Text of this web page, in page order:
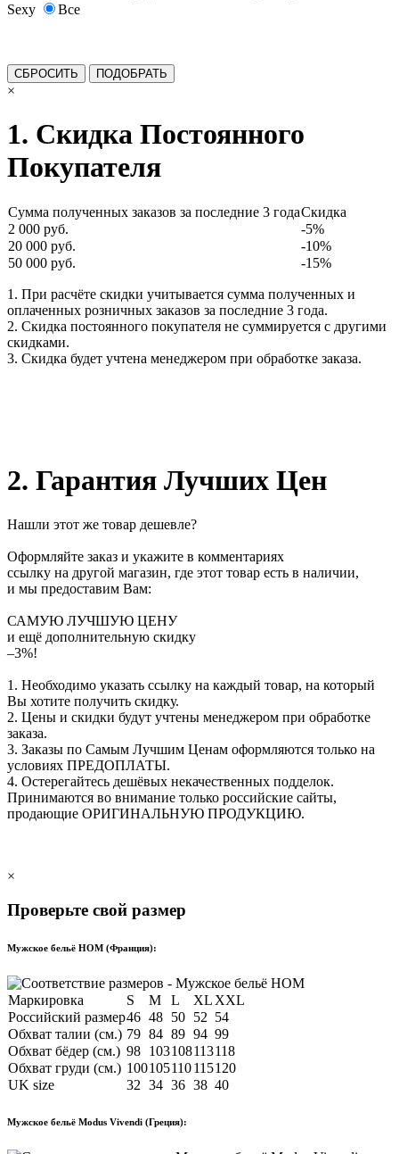
Sexy
Все
×
1. Скидка Постоянного
Покупателя
Сумма полученных заказов за последние 3 годаСкидка
2 000 руб.
-5%
20 000 руб.
-10%
50 000 руб.
-15%
1. При расчёте скидки учитывается сумма полученных и
оплаченных розничных заказов за последние 3 года.
2. Скидка постоянного покупателя не суммируется с другими
скидками.
3. Скидка будет учтена менеджером при обработке заказа.
2. Гарантия Лучших Цен
Нашли этот же товар дешевле?
Оформляйте заказ и укажите в комментариях
ссылку на другой магазин, где этот товар есть в наличии,
и мы предоставим Вам:
САМУЮ ЛУЧШУЮ ЦЕНУ
и ещё дополнительную скидку
–3%!
1. Необходимо указать ссылку на каждый товар, на который
Вы хотите получить скидку.
2. Цены и скидки будут учтены менеджером при обработке
заказа.
3. Заказы по Самым Лучшим Ценам оформляются только на
условиях ПРЕДОПЛАТЫ.
4. Остерегайтесь дешёвых некачественных подделок.
Принимаются во внимание только российские сайты,
продающие ОРИГИНАЛЬНУЮ ПРОДУКЦИЮ.
×
Проверьте свой размер
Мужское бельё HOM (Франция):
Маркировка S M L XL XXL
Российский размер46 48 50 52 54
Обхват талии (см.) 79 84 89 94 99
Обхват бёдер (см.) 98 103108113118
Обхват груди (см.) 100105110115120
UK size
32 34 36 38 40
Мужское бельё Modus Vivendi (Греция):